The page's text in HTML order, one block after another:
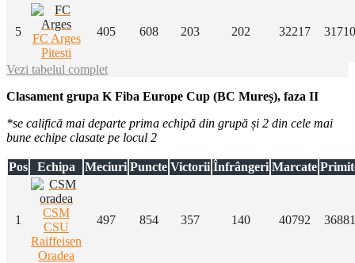
5
FC Arges
Pitesti
405 608 203 202 32217 31710
Vezi tabelul complet
Clasament grupa K Fiba Europe Cup (BC Mureș), faza II
*se califică mai departe prima echipă din grupă și 2 din cele mai
bune echipe clasate pe locul 2
Pos Echipa Meciuri Puncte Victorii Înfrângeri Marcate
1
CSM
CSU
Raiffeisen
Oradea
497 854 357 140 40792 36881